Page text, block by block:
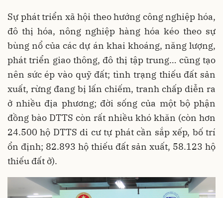
Sự phát triển xã hội theo hướng công nghiệp hóa,
đô thị hóa, nông nghiệp hàng hóa kéo theo sự
bùng nổ của các dự án khai khoáng, năng lượng,
phát triển giao thông, đô thị tập trung… cũng tạo
nên sức ép vào quỹ đất; tình trạng thiếu đất sản
xuất, rừng đang bị lấn chiếm, tranh chấp diễn ra
ở nhiều địa phương; đời sống của một bộ phận
đồng bào DTTS còn rất nhiều khó khăn (còn hơn
24.500 hộ DTTS di cư tự phát cần sắp xếp, bố trí
ổn định; 82.893 hộ thiếu đất sản xuất, 58.123 hộ
thiếu đất ở).